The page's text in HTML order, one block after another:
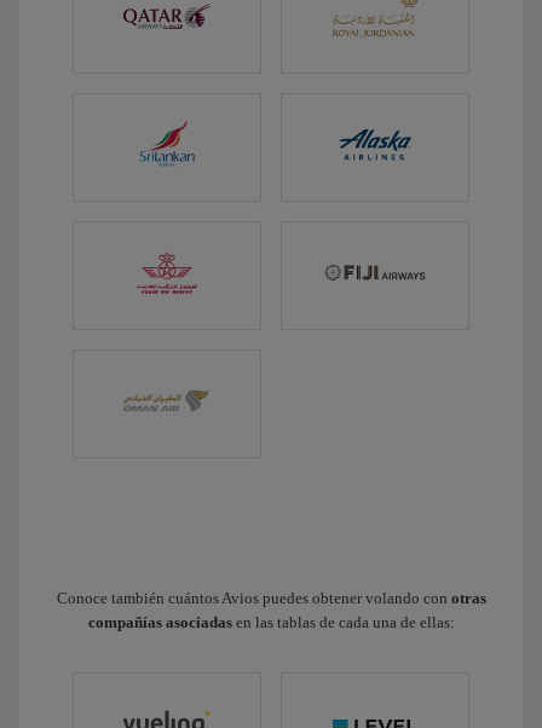
Conoce también cuántos Avios puedes obtener volando con otras
compañías asociadasen las tablas de cada una de ellas: